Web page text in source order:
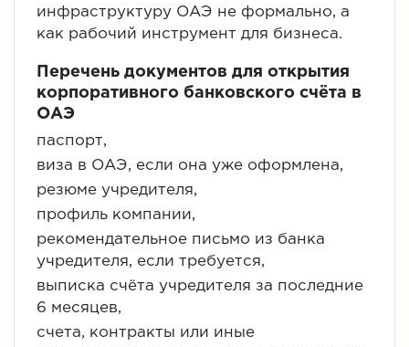
инфраструктуру ОАЭ не формально, а
как рабочий инструмент для бизнеса.
Перечень документов для открытия
корпоративного банковского счёта в
ОАЭ
паспорт,
виза в ОАЭ, если она уже оформлена,
резюме учредителя,
профиль компании,
рекомендательное письмо из банка
учредителя, если требуется,
выписка счёта учредителя за последние
6 месяцев,
счета, контракты или иные